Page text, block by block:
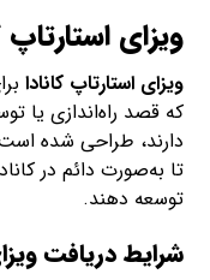
ویزای استارتاپ
ویزای استارتاپ کانادا
که قصد راه‌اندازی یا
دارند، طراحی شده
تا به‌صورت دائم در
توسعه دهند.
شرایط دریافت